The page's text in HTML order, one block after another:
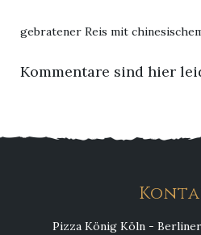
gebratener Reis mit
Kommentare sind hier
Pizza König Köln -